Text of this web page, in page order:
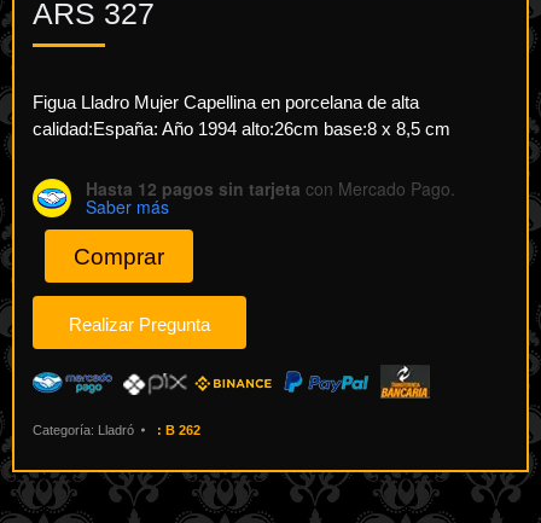
ARS 327
Figua Lladro Mujer Capellina en porcelana de alta
calidad:España: Año 1994 alto:26cm base:8 x 8,5 cm
Hasta 12 pagos sin tarjeta con Mercado Pago.
Saber más
Comprar
Categoría: Lladró : B 262